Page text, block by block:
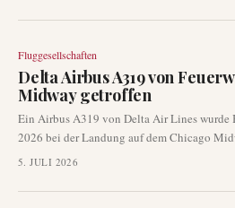
Reisenachfrage vor der Sommersaison
Fluggesellschaften
Delta Airbus A319 von
Midway getroffen
Ein Airbus A319 von Delta Air Lines wurde
2026 bei der Landung auf dem Chicago
(MDW) von einem Feuerwerk getroffen. Der
dem Verkehr gezogen.
5. JULI 2026